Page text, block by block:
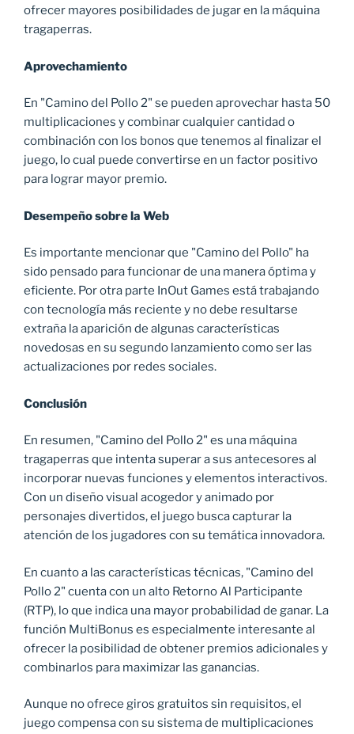
ofrecer mayores posibilidades de jugar en la máquina
tragaperras.
Aprovechamiento
En "Camino del Pollo 2" se pueden aprovechar hasta 50
multiplicaciones y combinar cualquier cantidad o
combinación con los bonos que tenemos al finalizar el
juego, lo cual puede convertirse en un factor positivo
para lograr mayor premio.
Desempeño sobre la Web
Es importante mencionar que "Camino del Pollo" ha
sido pensado para funcionar de una manera óptima y
eficiente. Por otra parte InOut Games está trabajando
con tecnología más reciente y no debe resultarse
extraña la aparición de algunas características
novedosas en su segundo lanzamiento como ser las
actualizaciones por redes sociales.
Conclusión
En resumen, "Camino del Pollo 2" es una máquina
tragaperras que intenta superar a sus antecesores al
incorporar nuevas funciones y elementos interactivos.
Con un diseño visual acogedor y animado por
personajes divertidos, el juego busca capturar la
atención de los jugadores con su temática innovadora.
En cuanto a las características técnicas, "Camino del
Pollo 2" cuenta con un alto Retorno Al Participante
(RTP), lo que indica una mayor probabilidad de ganar. La
función MultiBonus es especialmente interesante al
ofrecer la posibilidad de obtener premios adicionales y
combinarlos para maximizar las ganancias.
Aunque no ofrece giros gratuitos sin requisitos, el
juego compensa con su sistema de multiplicaciones